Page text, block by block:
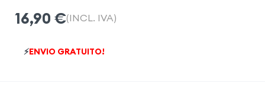
16,90 €(INCL. IVA)
⚡ENVIO GRATUITO!